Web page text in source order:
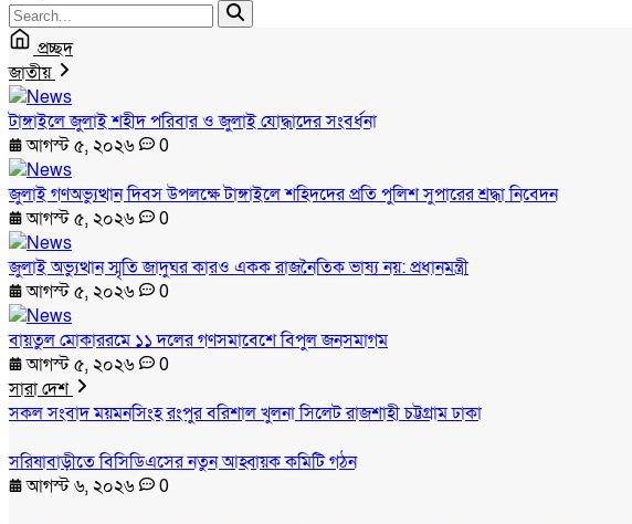
প্রচ্ছদ
জাতীয়
টাঙ্গাইলে জুলাই শহীদ পরিবার ও জুলাই যোদ্ধাদের সংবর্ধনা
আগস্ট ৫, ২০২৬
0
জুলাই গণঅভ্যুত্থান দিবস উপলক্ষে টাঙ্গাইলে শহিদদের প্রতি পুলিশ সুপারের শ্রদ্ধা নিবেদন
আগস্ট ৫, ২০২৬
0
জুলাই অভ্যুত্থান স্মৃতি জাদুঘর কারও একক রাজনৈতিক ভাষ্য নয়: প্রধানমন্ত্রী
আগস্ট ৫, ২০২৬
0
বায়তুল মোকাররমে ১১ দলের গণসমাবেশে বিপুল জনসমাগম
আগস্ট ৫, ২০২৬
0
সারা দেশ
সকল সংবাদময়মনসিংহরংপুরবরিশালখুলনাসিলেটরাজশাহীচট্টগ্রামঢাকা
সরিষাবাড়ীতে বিসিডিএসের নতুন আহ্বায়ক কমিটি গঠন
আগস্ট ৬, ২০২৬
0